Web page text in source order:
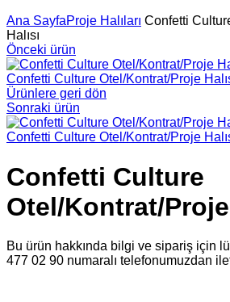
Ana SayfaProje Halıları Confetti
Halısı
Önceki ürün
Confetti Culture Otel/Kontrat/Proje
Ürünlere geri dön
Sonraki ürün
Confetti Culture Otel/Kontrat/Proje
Confetti Culture
Otel/Kontrat/Proje
Bu ürün hakkında bilgi ve sipariş için
477 02 90 numaralı telefonumuzdan